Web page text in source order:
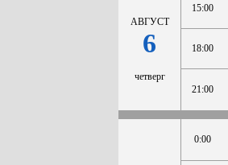
АВГУСТ
6
четверг
15:00
18:00
21:00
0:00